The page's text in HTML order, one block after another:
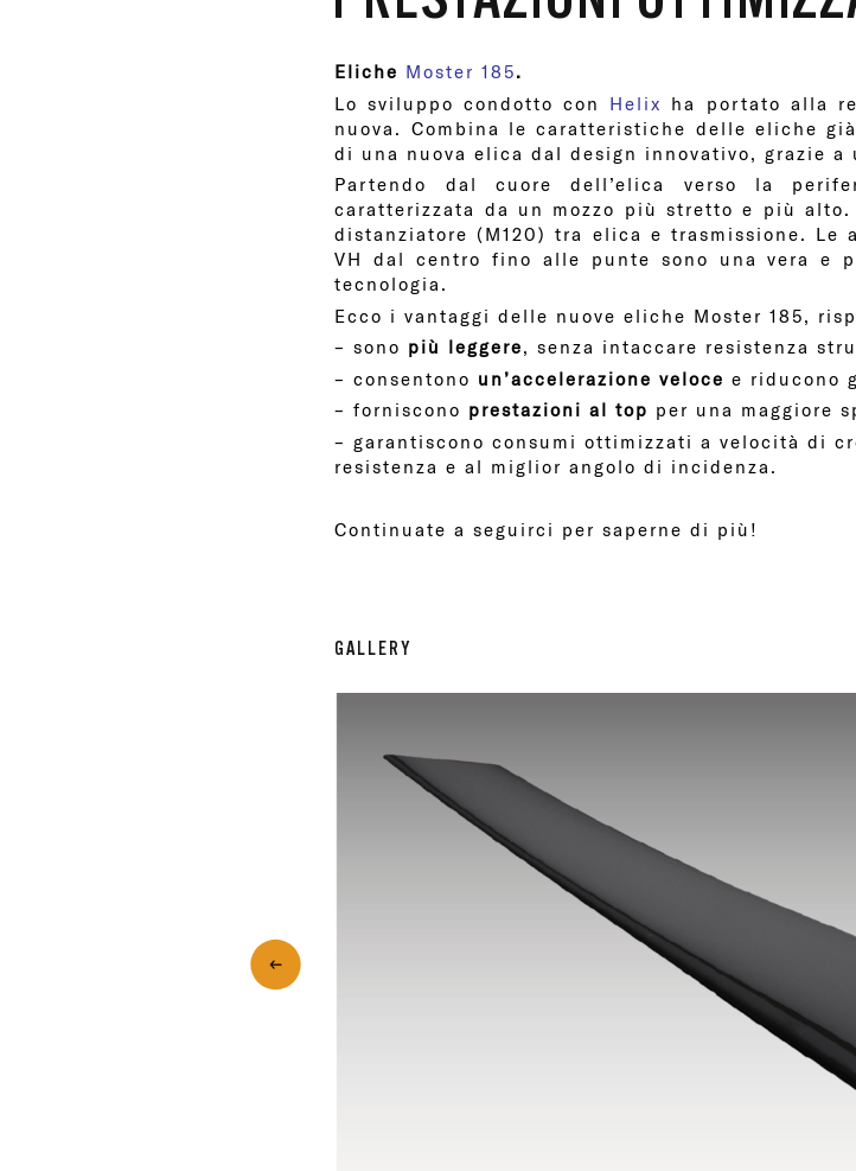
Eliche Moster 185.
Lo sviluppo condotto con Helix ha portato alla
nuova. Combina le caratteristiche delle eliche
di una nuova elica dal design innovativo, grazie
Partendo dal cuore dell’elica verso la
caratterizzata da un mozzo più stretto e più alto.
distanziatore (M120) tra elica e trasmissione.
VH dal centro fino alle punte sono una vera e
tecnologia.
Ecco i vantaggi delle nuove eliche Moster 185,
– sono più leggere, senza intaccare resistenza
– consentono un’accelerazione veloce e riducono
– forniscono prestazioni al top per una maggiore
– garantiscono consumi ottimizzati a velocità di
resistenza e al miglior angolo di incidenza.
Continuate a seguirci per saperne di più!
GALLERY